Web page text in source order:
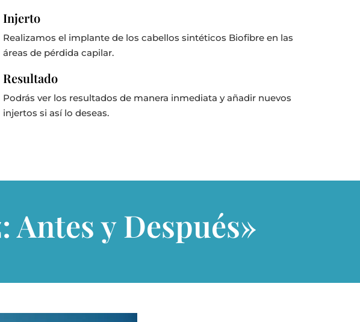
Injerto
Realizamos el implante de los cabellos sintéticos Biofibre en las
áreas de pérdida capilar.
Resultado
Podrás ver los resultados de manera inmediata y añadir nuevos
injertos si así lo deseas.
y Después»